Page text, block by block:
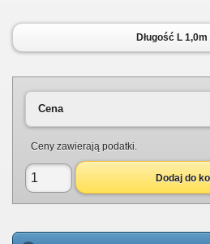
Długość L 1,0m
Cena
Ceny zawierają podatki.
Dodaj do